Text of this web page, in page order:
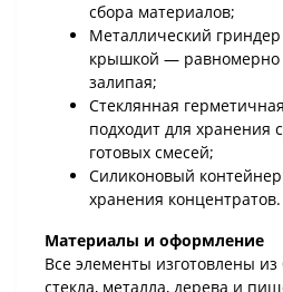
сбора материалов;
Металлический
крышкой — равномерно
залипая;
Стеклянная
подходит для хранения
готовых смесей;
Силиконовый
хранения концентратов.
Материалы и оформление
Все элементы изготовлены из
стекла, металла, дерева и